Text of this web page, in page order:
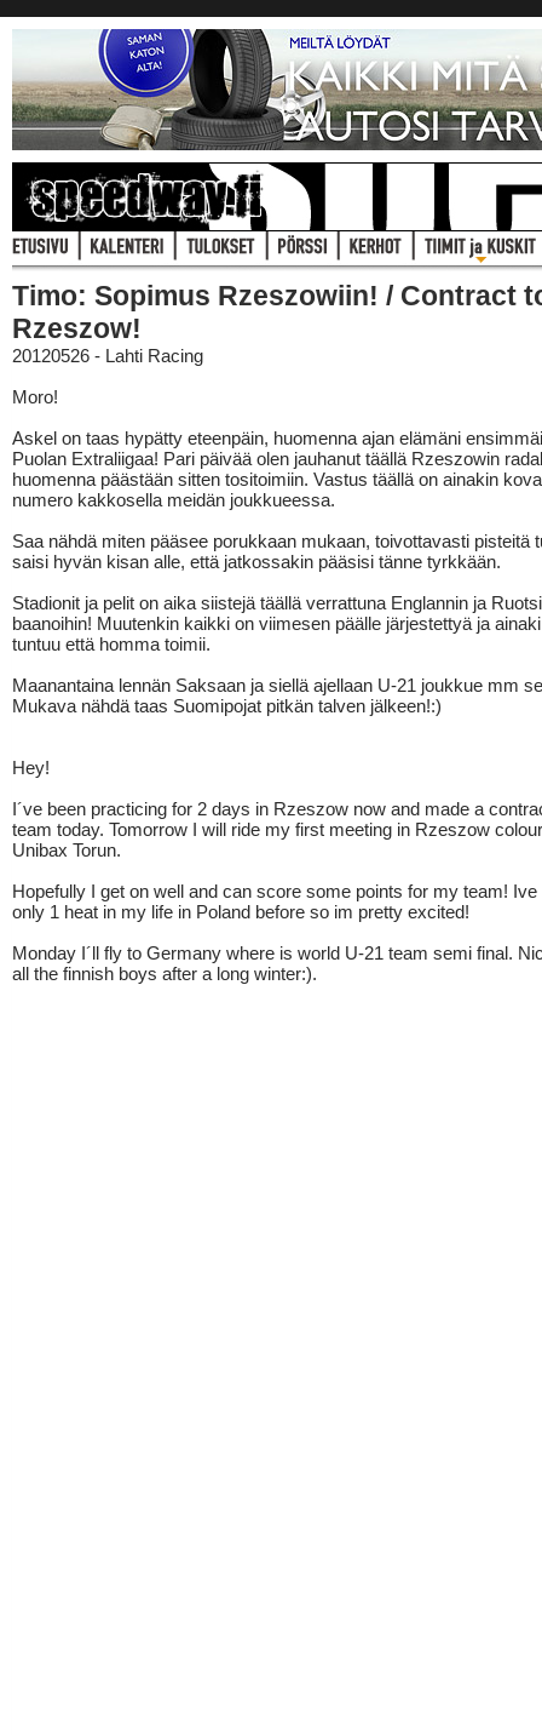
Timo: Sopimus Rzeszowiin! / Contract
Rzeszow!
20120526 - Lahti Racing
Moro!
Askel on taas hypätty eteenpäin, huomenna ajan elämäni
Puolan Extraliigaa! Pari päivää olen jauhanut täällä Rzeszowin
huomenna päästään sitten tositoimiin. Vastus täällä on ainakin
numero kakkosella meidän joukkueessa.
Saa nähdä miten pääsee porukkaan mukaan, toivottavasti pisteitä
saisi hyvän kisan alle, että jatkossakin pääsisi tänne tyrkkään.
Stadionit ja pelit on aika siistejä täällä verrattuna Englannin ja
baanoihin! Muutenkin kaikki on viimesen päälle järjestettyä ja
tuntuu että homma toimii.
Maanantaina lennän Saksaan ja siellä ajellaan U-21 joukkue mm
Mukava nähdä taas Suomipojat pitkän talven jälkeen!:)
Hey!
I´ve been practicing for 2 days in Rzeszow now and made a
team today. Tomorrow I will ride my first meeting in Rzeszow
Unibax Torun.
Hopefully I get on well and can score some points for my team! Ive
only 1 heat in my life in Poland before so im pretty excited!
Monday I´ll fly to Germany where is world U-21 team semi final.
all the finnish boys after a long winter:).